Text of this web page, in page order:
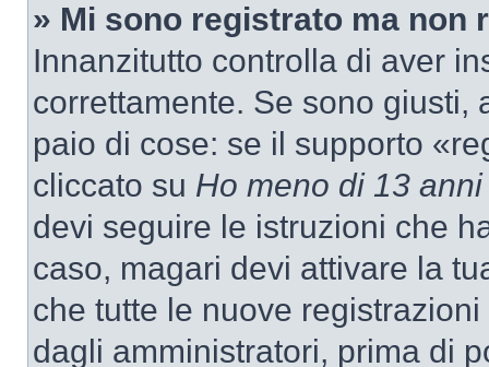
» Mi sono registrato ma non
Innanzitutto controlla di aver
correttamente. Se sono giusti,
paio di cose: se il supporto
cliccato su Ho meno di 13 anni
devi seguire le istruzioni che
caso, magari devi attivare la
che tutte le nuove
dagli amministratori, prima di